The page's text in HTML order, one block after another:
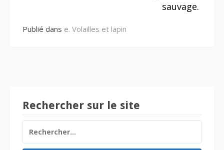
sauvage.
Publié dans e. Volailles et lapin
Rechercher sur le site